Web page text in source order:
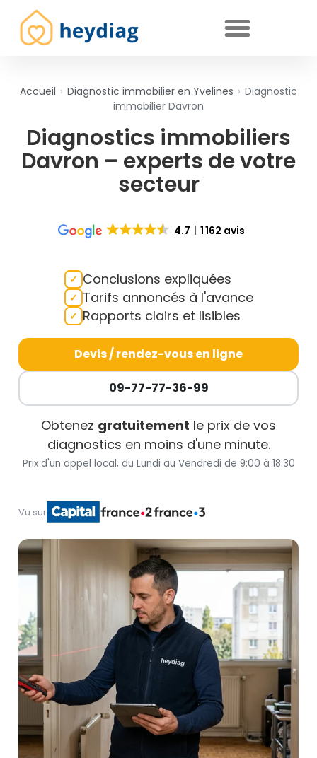
Accueil › Diagnostic immobilier en Yvelines › Diagnostic
immobilier Davron
Diagnostics immobiliers
Davron – experts de votre
secteur
4.7 1 162 avis
Conclusions expliquées
Tarifs annoncés à l'avance
Rapports clairs et lisibles
Devis / rendez-vous en ligne
09-77-77-36-99
Obtenez gratuitement le prix de vos
diagnostics en moins d'une minute.
Prix d'un appel local, du Lundi au Vendredi de 9:00 à 18:30
Vu sur